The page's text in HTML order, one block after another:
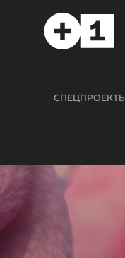
СПЕЦПРОЕКТЫ